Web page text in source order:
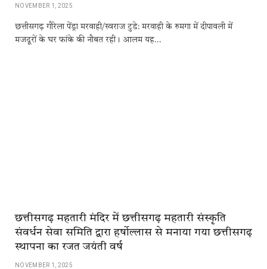
NOVEMBER 1, 2025
छत्तीसगढ़ गौरेला पेंड्रा मरवाही/स्वराज टुडे: मरवाही के रुमगा में दीपावली में
मजदूरों के घर फांके की नौबत रही। आलम यह…
छत्तीसगढ़ महतारी मंदिर में छत्तीसगढ़ महतारी संस्कृति
संवर्धन सेवा समिति द्वारा हर्षोल्लास से मनाया गया छत्तीसगढ़
स्थापना का रजत जयंती वर्ष
NOVEMBER 1, 2025